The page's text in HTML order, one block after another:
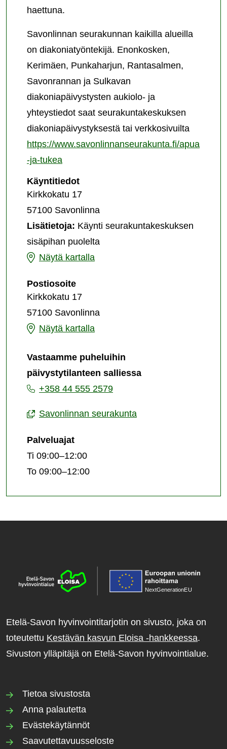
haettuna.
Savonlinnan seurakunnan kaikilla alueilla
on diakoniatyöntekijä. Enonkosken,
Kerimäen, Punkaharjun, Rantasalmen,
Savonrannan ja Sulkavan
diakoniapäivystysten aukiolo- ja
yhteystiedot saat seurakuntakeskuksen
diakoniapäivystyksestä tai verkkosivuilta
https://www.savonlinnanseurakunta.fi/apua
-ja-tukea
KäyntitiedotDiakoniapäivystys
Kirkkokatu 17
57100 Savonlinna
Lisätietoja: Käynti seurakuntakeskuksen
sisäpihan puolelta
Näytä kartalla
Diakoniapäivystys
PostiosoiteDiakoniapäivystys
Kirkkokatu 17
57100 Savonlinna
Näytä kartalla
Diakoniapäivystys
Vastaamme puheluihin
päivystytilanteen salliessa
+358 44 555 2579
Savonlinnan seurakunta
Palveluajat
Ti 09:00–12:00
To 09:00–12:00
NextGenerationEU
Etelä-Savon hyvinvointitarjotin on sivusto, joka on
toteutettu Kestävän kasvun Eloisa -hankkeessa.
Sivuston ylläpitäjä on Etelä-Savon hyvinvointialue.
Tietoa sivustosta
Anna palautetta
Evästekäytännöt
Saavutettavuusseloste